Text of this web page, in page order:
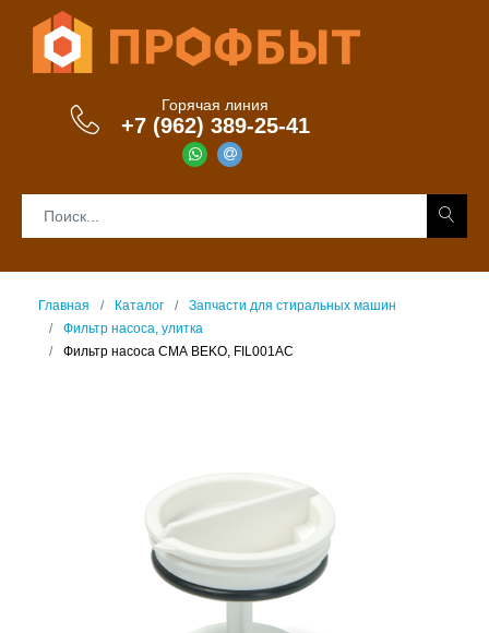
Горячая линия
+7 (962) 389-25-41
Главная Каталог
Запчасти для стиральных машин
Фильтр насоса, улитка
Фильтр насоса СМА BEKO, FIL001AC